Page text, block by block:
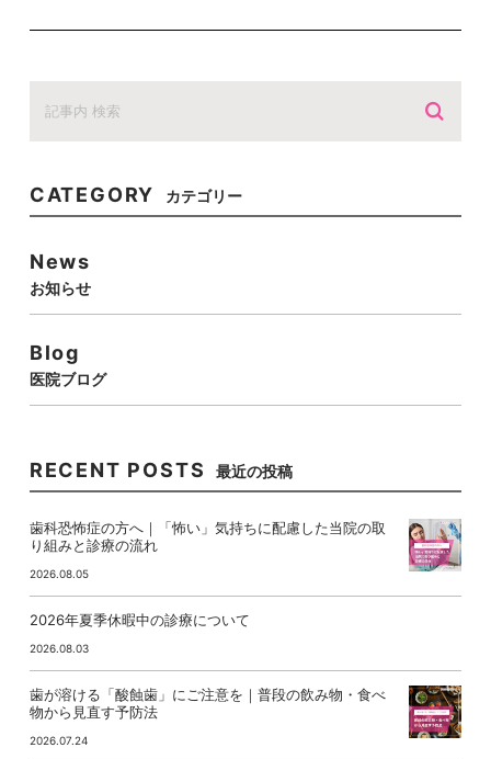
CATEGORY カテゴリー
News
お知らせ
Blog
医院ブログ
RECENT POSTS 最近の投稿
歯科恐怖症の方へ｜「怖い」気持ちに配慮した当院の取
り組みと診療の流れ
2026.08.05
2026年夏季休暇中の診療について
2026.08.03
歯が溶ける「酸蝕歯」にご注意を｜普段の飲み物・食べ
物から見直す予防法
2026.07.24